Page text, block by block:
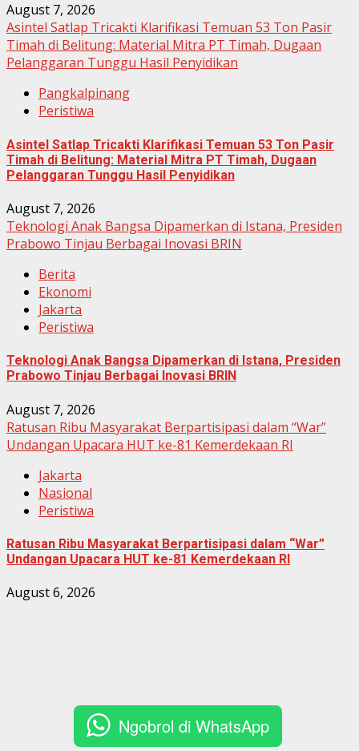
August 7, 2026
Asintel Satlap Tricakti Klarifikasi Temuan 53 Ton Pasir
Timah di Belitung: Material Mitra PT Timah, Dugaan
Pelanggaran Tunggu Hasil Penyidikan
Pangkalpinang
Peristiwa
Asintel Satlap Tricakti Klarifikasi Temuan 53 Ton Pasir
Timah di Belitung: Material Mitra PT Timah, Dugaan
Pelanggaran Tunggu Hasil Penyidikan
August 7, 2026
Teknologi Anak Bangsa Dipamerkan di Istana, Presiden
Prabowo Tinjau Berbagai Inovasi BRIN
Berita
Ekonomi
Jakarta
Peristiwa
Teknologi Anak Bangsa Dipamerkan di Istana, Presiden
Prabowo Tinjau Berbagai Inovasi BRIN
August 7, 2026
Ratusan Ribu Masyarakat Berpartisipasi dalam “War”
Undangan Upacara HUT ke-81 Kemerdekaan RI
Jakarta
Nasional
Peristiwa
Ratusan Ribu Masyarakat Berpartisipasi dalam “War”
Undangan Upacara HUT ke-81 Kemerdekaan RI
August 6, 2026
Ngobrol di WhatsApp